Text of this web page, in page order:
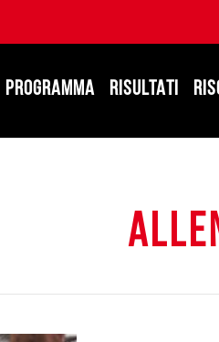
PROGRAMMA RISULTATI